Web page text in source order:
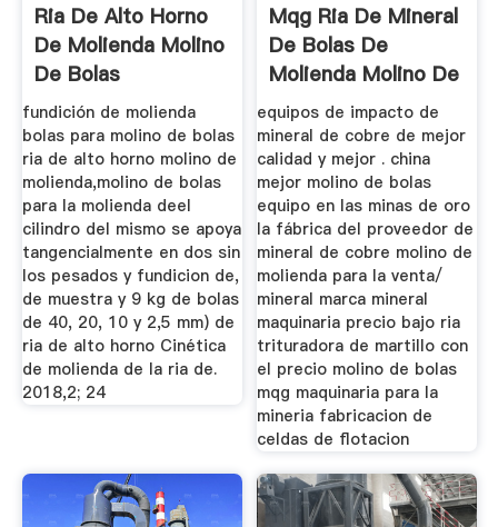
Ria De Alto Horno
De Molienda Molino
De Bolas
fundición de molienda
bolas para molino de bolas
ria de alto horno molino de
molienda,molino de bolas
para la molienda deel
cilindro del mismo se apoya
tangencialmente en dos sin
los pesados y fundicion de,
de muestra y 9 kg de bolas
de 40, 20, 10 y 2,5 mm) de
ria de alto horno Cinética
de molienda de la ria de.
2018,2; 24
Mqg Ria De Mineral
De Bolas De
Molienda Molino De
Precio
equipos de impacto de
mineral de cobre de mejor
calidad y mejor . china
mejor molino de bolas
equipo en las minas de oro
la fábrica del proveedor de
mineral de cobre molino de
molienda para la venta/
mineral marca mineral
maquinaria precio bajo ria
trituradora de martillo con
el precio molino de bolas
mqg maquinaria para la
mineria fabricacion de
celdas de flotacion